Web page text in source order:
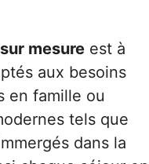
sur mesure est à
aux besoins
en famille ou
tels que
dans la